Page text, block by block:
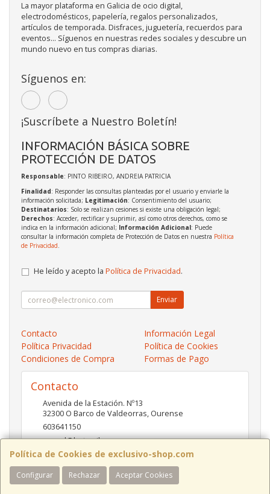
Política de Cookies de exclusivo-shop.com
Configurar Rechazar Aceptar Cookies
La mayor plataforma en Galicia de ocio digital,
electrodomésticos, papelería, regalos personalizados,
artículos de temporada. Disfraces, juguetería, recuerdos para
eventos... Síguenos en nuestras redes sociales y descubre un
mundo nuevo en tus compras diarias.
Síguenos en:
¡Suscríbete a Nuestro Boletín!
INFORMACIÓN BÁSICA SOBRE
PROTECCIÓN DE DATOS
Responsable: PINTO RIBEIRO, ANDREIA PATRICIA
Finalidad: Responder las consultas planteadas por el usuario y enviarle la
información solicitada; Legitimación: Consentimiento del usuario;
Destinatarios: Solo se realizan cesiones si existe una obligación legal;
Derechos: Acceder, rectificar y suprimir, así como otros derechos, como se
indica en la información adicional; Información Adicional: Puede
consultar la información completa de Protección de Datos en nuestra Política
de Privacidad.
He leído y acepto la Política de Privacidad.
Enviar
Contacto
Información Legal
Política Privacidad
Política de Cookies
Condiciones de Compra
Formas de Pago
Contacto
Avenida de la Estación. Nº13
32300 O Barco de Valdeorras, Ourense
603641150
pc-red@hotmail.es
Horario